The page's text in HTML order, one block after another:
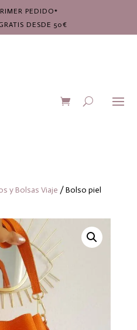
PEDIDO*
DESDE 50€
y Bolsas Viaje / Bolso piel